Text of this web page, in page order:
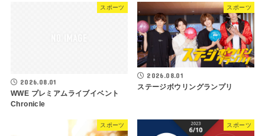
スポーツ
2026.08.01
WWE プレミアムライブイベント
Chronicle
スポーツ
2026.08.01
ステージボウリングランプリ
スポーツ スポーツ